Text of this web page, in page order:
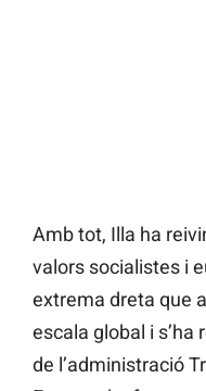
Amb tot, Illa ha
valors socialistes i
extrema dreta que
escala global i
de l’administració